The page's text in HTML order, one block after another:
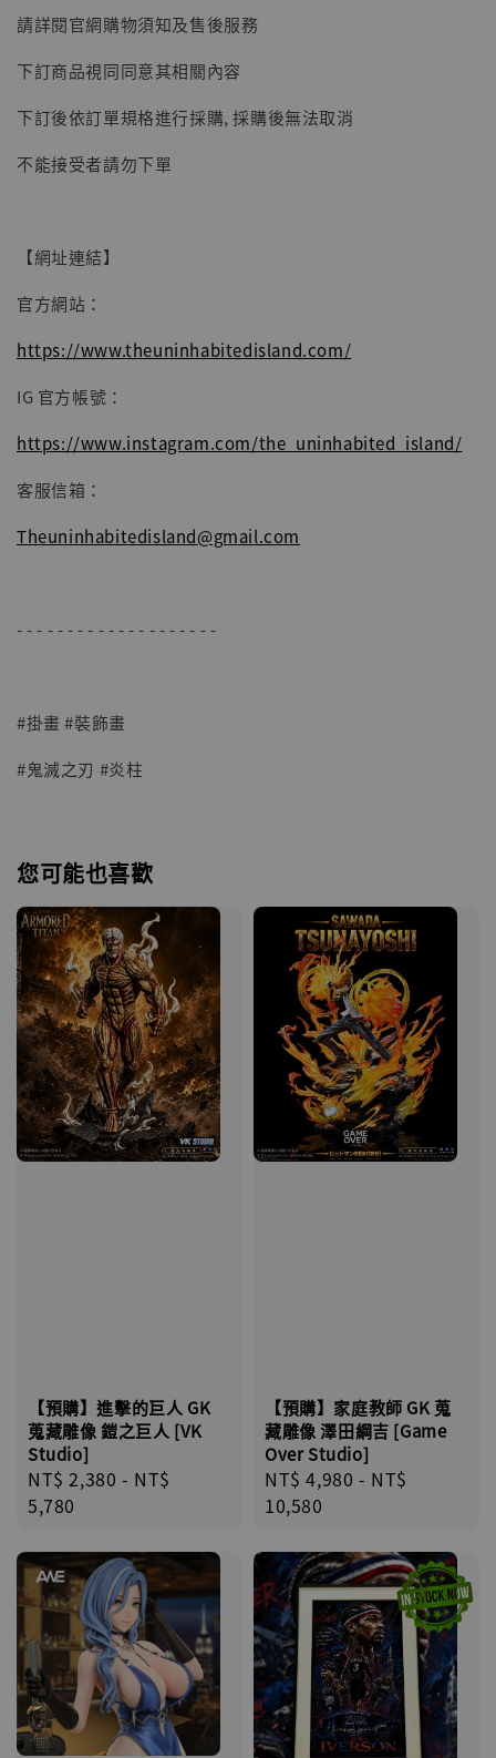
請詳閱官網購物須知及售後服務
下訂商品視同同意其相關內容
下訂後依訂單規格進行採購, 採購後無法取消
不能接受者請勿下單
【網址連結】
官方網站：
https://www.theuninhabitedisland.com/
IG 官方帳號：
https://www.instagram.com/the_uninhabited_island/
客服信箱：
Theuninhabitedisland@gmail.com
- - - - - - - - - - - - - - - - - - - -
#掛畫 #裝飾畫
#鬼滅之刃 #炎柱
您可能也喜歡
【預購】進擊的巨人 GK
蒐藏雕像 鎧之巨人 [VK
Studio]
Regular
price
NT$ 2,380 - NT$
5,780
【預購】家庭教師 GK 蒐
藏雕像 澤田綱吉 [Game
Over Studio]
Regular
price
NT$ 4,980 - NT$
10,580